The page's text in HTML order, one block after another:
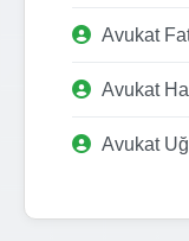
Avukat
Avukat
Avukat